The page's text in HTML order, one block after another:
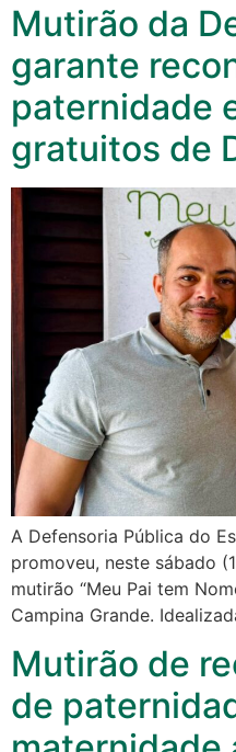
Mutirão da
garante
paternidade
gratuitos de
A Defensoria Pública do
promoveu, neste sábado
mutirão “Meu Pai tem
Campina Grande.
Mutirão de
de